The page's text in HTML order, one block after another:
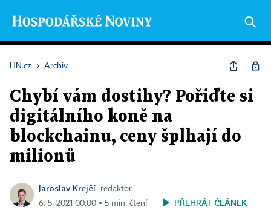
HN.cz › Archiv
Chybí vám dostihy? Pořiďte si
digitálního koně na
blockchainu, ceny šplhají do
milionů
Jaroslav Krejčí
redaktor
6. 5. 2021 00:00 ▪ 5 min. čtení
PŘEHRÁT ČLÁNEK